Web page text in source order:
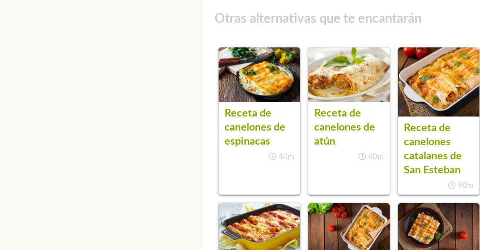
Otras alternativas que te encantarán
Receta de
canelones de
espinacas
40m
Receta de
canelones de
atún
40m
Receta de
canelones
catalanes de
San Esteban
90m